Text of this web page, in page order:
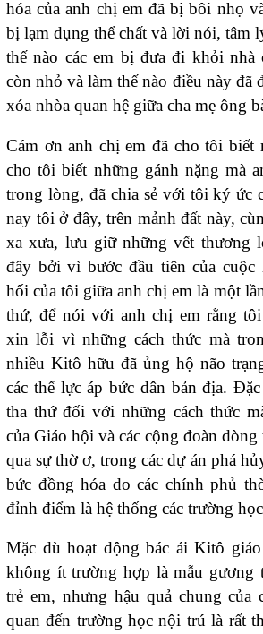
hóa của anh chị em đã bị bôi nhọ
bị lạm dụng thể chất và lời nói, tâm
thế nào các em bị đưa đi khỏi nhà
còn nhỏ và làm thế nào điều này đã
xóa nhòa quan hệ giữa cha mẹ ông
Cám ơn anh chị em đã cho tôi biết
cho tôi biết những gánh nặng mà
trong lòng, đã chia sẻ với tôi ký ức
nay tôi ở đây, trên mảnh đất này,
xa xưa, lưu giữ những vết thương
đây bởi vì bước đầu tiên của cuộc
hối của tôi giữa anh chị em là một
thứ, để nói với anh chị em rằng
xin lỗi vì những cách thức mà
nhiều Kitô hữu đã ủng hộ não
các thế lực áp bức dân bản địa.
tha thứ đối với những cách thức
của Giáo hội và các cộng đoàn dòng
qua sự thờ ơ, trong các dự án phá
bức đồng hóa do các chính phủ
đỉnh điểm là hệ thống các trường
Mặc dù hoạt động bác ái Kitô
không ít trường hợp là mẫu gương
trẻ em, nhưng hậu quả chung của
quan đến trường học nội trú là rất